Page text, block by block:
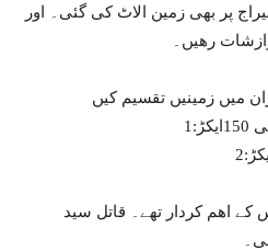
پر بھی زمین الاٹ کی گئی۔ اور
رھیں۔
اهم کردار تھے۔ قاتل سید